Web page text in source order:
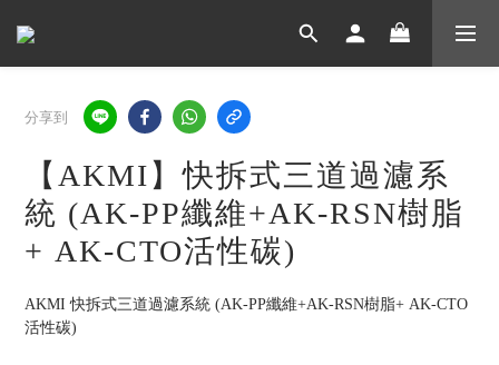
分享到
【AKMI】快拆式三道過濾系
統 (AK-PP纖維+AK-RSN樹脂
+ AK-CTO活性碳)
AKMI 快拆式三道過濾系統 (AK-PP纖維+AK-RSN樹脂+ AK-CTO
活性碳)